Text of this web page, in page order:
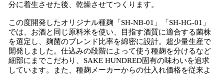
分に着生させた後、乾燥させてつくります。
この度開発したオリジナル種麹「SH-NB-01」「SH-HG-01」
では、お酒と同じ原料米を使い、目指す酒質に適合する菌株
を選定し、麹菌のブレンド比率を綿密に設計。超少量生産で
開発しました。仕込みの段階によって使う種麹を分けるなど
細部にまでこだわり、SAKE HUNDRED固有の味わいを追求
しています。また、種麹メーカーからの仕入れ価格を従来よ